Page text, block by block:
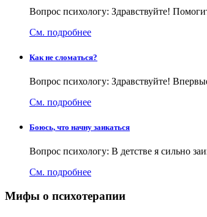
Вопрос психологу: Здравствуйте!
См. подробнее
Как не сломаться?
Вопрос психологу: Здравствуйте!
См. подробнее
Боюсь, что начну заикаться
Вопрос психологу: В детстве я сильно
См. подробнее
Мифы о психотерапии